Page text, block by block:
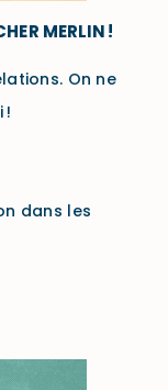
MERLIN !
On ne
!
dans les